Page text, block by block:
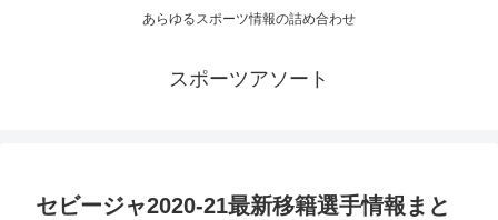
あらゆるスポーツ情報の詰め合わせ
スポーツアソート
セビージャ2020-21最新移籍選手情報まと